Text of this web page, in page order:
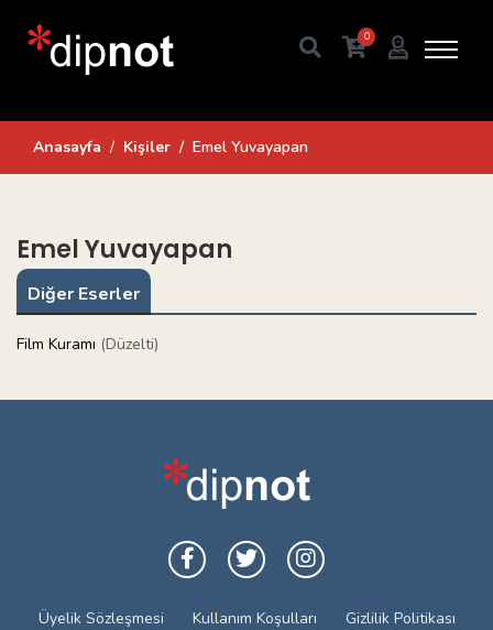
0
Anasayfa Kişiler Emel Yuvayapan
Emel Yuvayapan
Diğer Eserler
Film Kuramı (Düzelti)
Üyelik Sözleşmesi Kullanım Koşulları
Gizlilik Politikası